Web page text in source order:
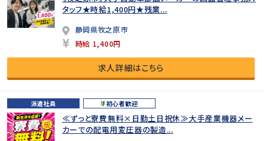
タッフ★時給1,400円★残業...
静岡県牧之原市
時給 1,400円
求人詳細はこちら
派遣社員 初心者歓迎
≪ずっと寮費無料×日勤土日祝休≫大手産業機器メー
カーでの配電用変圧器の製造...